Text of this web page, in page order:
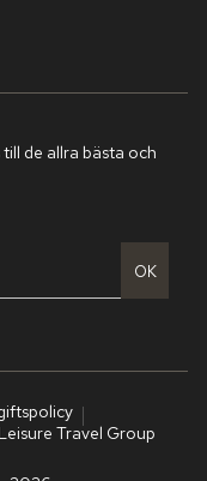
de allra bästa och
OK
Travel Group